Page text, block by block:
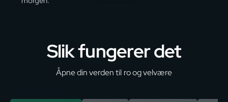
Slik fungerer det
Åpne din verden til ro og velvære